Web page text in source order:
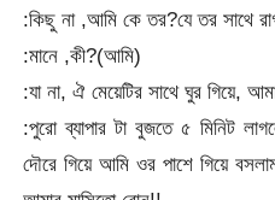
:কিছু না ,আমি কে তর?যে তর সাথে
:মানে ,কী?(আমি)
:যা না, ঐ মেয়েটির সাথে ঘুর গিয়ে,
:পুরো ব্যাপার টা বুজতে ৫ মিনিট
দৌরে গিয়ে আমি ওর পাশে গিয়ে